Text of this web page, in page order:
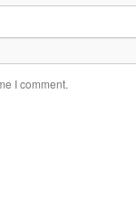
I comment.